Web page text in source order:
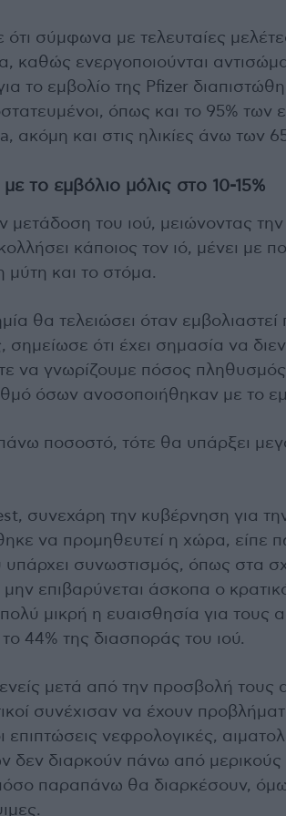
σύμφωνα με τελευταίες
καθώς ενεργοποιούνται
το εμβολίο της Pfizer
όπως και το 95% των
ακόμη και στις ηλικίες άνω των
το εμβόλιο μόλις στο 10-15%
μετάδοση του ιού, μειώνοντας
κάποιος τον ιό, μένει με
μύτη και το στόμα.
θα τελειώσει όταν
ότι έχει σημασία να
να γνωρίζουμε πόσος
όσων ανοσοποιήθηκαν με το
ποσοστό, τότε θα υπάρξει
συνεχάρη την κυβέρνηση για
να προμηθευτεί η χώρα, είπε
συνωστισμός, όπως στα
επιβαρύνεται άσκοπα ο
μικρή η ευαισθησία για τους
44% της διασποράς του ιού.
μετά από την προσβολή τους
συνέχισαν να έχουν
νεφρολογικές,
δεν διαρκούν πάνω από μερικούς
παραπάνω θα διαρκέσουν,